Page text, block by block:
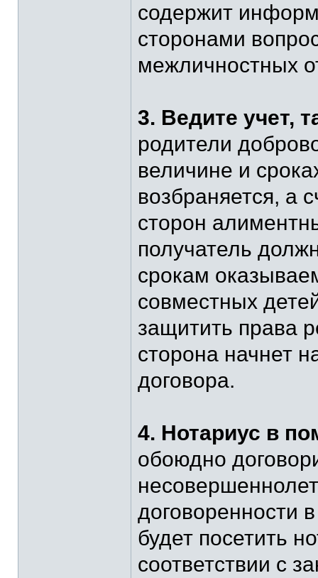
содержит
сторонами
межличностных
3. Ведите учет,
родители
величине и
возбраняется, а
сторон
получатель
срокам
совместных
защитить права
сторона начнет
договора.
4. Нотариус в
обоюдно
договоренности
будет посетить
соответствии с